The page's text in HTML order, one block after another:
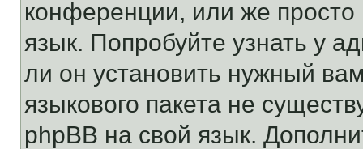
конференции, или же
язык. Попробуйте узнать у
ли он установить нужный
языкового пакета не
phpBB на свой язык.